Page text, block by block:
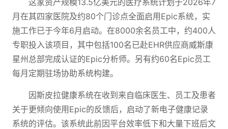
这家资产规模13.5亿美元的医疗系统计划于2026年7
月在其四家医院及约80个门诊点全面启用Epic系统，实
施工作已于今年6月启动。在8000余名员工中，约400人
专职投入该项目，其中包括100名已赴EHR供应商威斯康
星州总部完成认证的Epic分析师。另有约60名Epic员工
每月定期驻场协助系统构建。
因斯皮拉健康系统在收到来自临床医生、员工及患者
关于更倾向使用Epic的反馈后，启动了新电子健康记录
系统的评估。该系统此前因平台效率低下和大量下班后文